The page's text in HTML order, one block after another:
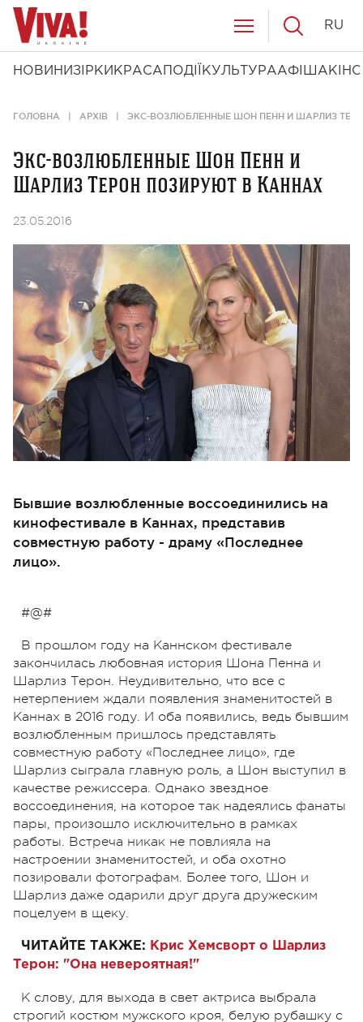
НОВИНИ ЗІРКИ КРАСА ПОДІЇ КУЛЬТУРААФІША КІНО
RU
ГОЛОВНА АРХІВ ЭКС-ВОЗЛЮБЛЕННЫЕ ШОН ПЕНН И ШАРЛИЗ
Экс-возлюбленные Шон Пенн и
Шарлиз Терон позируют в Каннах
23.05.2016
Бывшие возлюбленные воссоединились на
кинофестивале в Каннах, представив
совместную работу - драму «Последнее
лицо».
#@#
В прошлом году на Каннском фестивале
закончилась любовная история Шона Пенна и
Шарлиз Терон. Неудивительно, что все с
нетерпением ждали появления знаменитостей в
Каннах в 2016 году. И оба появились, ведь бывшим
возлюбленным пришлось представлять
совместную работу «Последнее лицо», где
Шарлиз сыграла главную роль, а Шон выступил в
качестве режиссера. Однако звездное
воссоединения, на которое так надеялись фанаты
пары, произошло исключительно в рамках
работы. Встреча никак не повлияла на
настроении знаменитостей, и оба охотно
позировали фотографам. Более того, Шон и
Шарлиз даже одарили друг друга дружеским
поцелуем в щеку.
ЧИТАЙТЕ ТАКЖЕ: Крис Хемсворт о Шарлиз
Терон: "Она невероятная!"
К слову, для выхода в свет актриса выбрала
строгий костюм мужского кроя, белую рубашку с